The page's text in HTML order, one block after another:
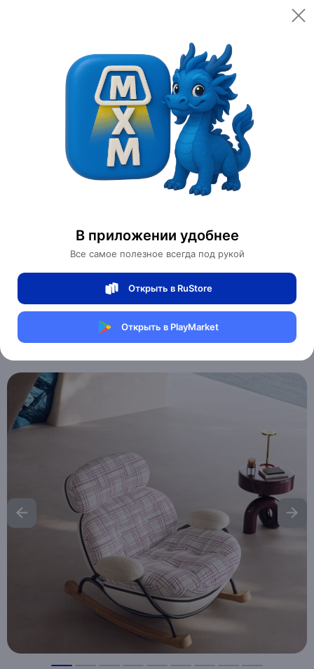
В приложении удобнее
Все самое полезное всегда под рукой
Открыть в RuStore
Открыть в PlayMarket
Открыть
Категории
Мебель для дома и офиса
Мебель для дома
Кресло качалка с пуфом Amarone,
бежевая, 98*100*84
0 отзывов